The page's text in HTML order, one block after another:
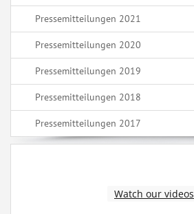
Pressemitteilungen 2021
Pressemitteilungen 2020
Pressemitteilungen 2019
Pressemitteilungen 2018
Pressemitteilungen 2017
Watch our videos